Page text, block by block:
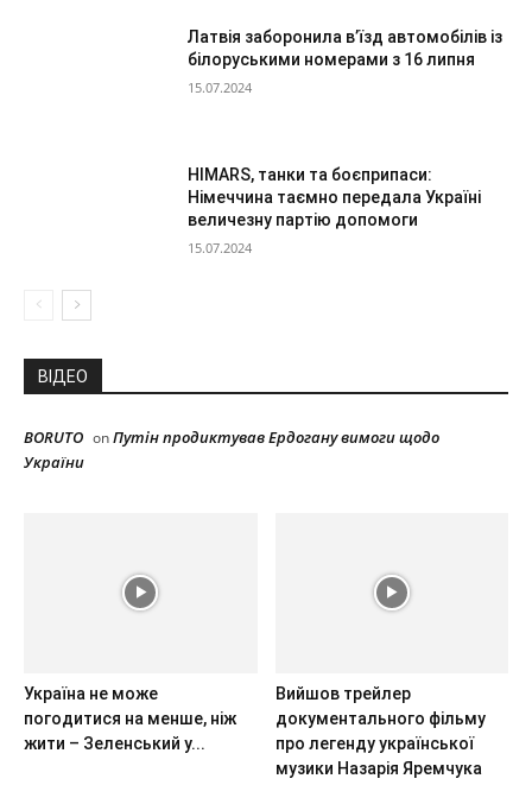
Латвія заборонила в’їзд автомобілів із
білоруськими номерами з 16 липня
15.07.2024
HIMARS, танки та боєприпаси:
Німеччина таємно передала Україні
величезну партію допомоги
15.07.2024
ВІДЕО
BORUTO onПутін продиктував Ердогану вимоги щодо
України
Україна не може
погодитися на менше, ніж
жити – Зеленський у...
Вийшов трейлер
документального фільму
про легенду української
музики Назарія Яремчука